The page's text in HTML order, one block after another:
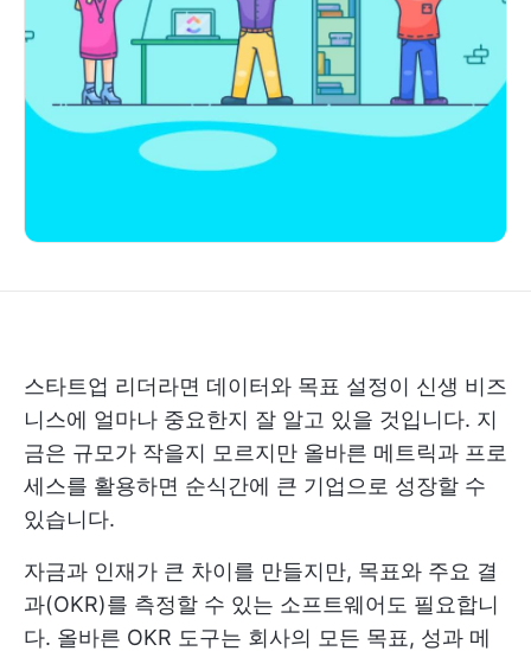
스타트업 리더라면 데이터와 목표 설정이 신생 비즈
니스에 얼마나 중요한지 잘 알고 있을 것입니다. 지
금은 규모가 작을지 모르지만 올바른 메트릭과 프로
세스를 활용하면 순식간에 큰 기업으로 성장할 수
있습니다.
자금과 인재가 큰 차이를 만들지만, 목표와 주요 결
과(OKR)를 측정할 수 있는 소프트웨어도 필요합니
다. 올바른 OKR 도구는 회사의 모든 목표, 성과 메